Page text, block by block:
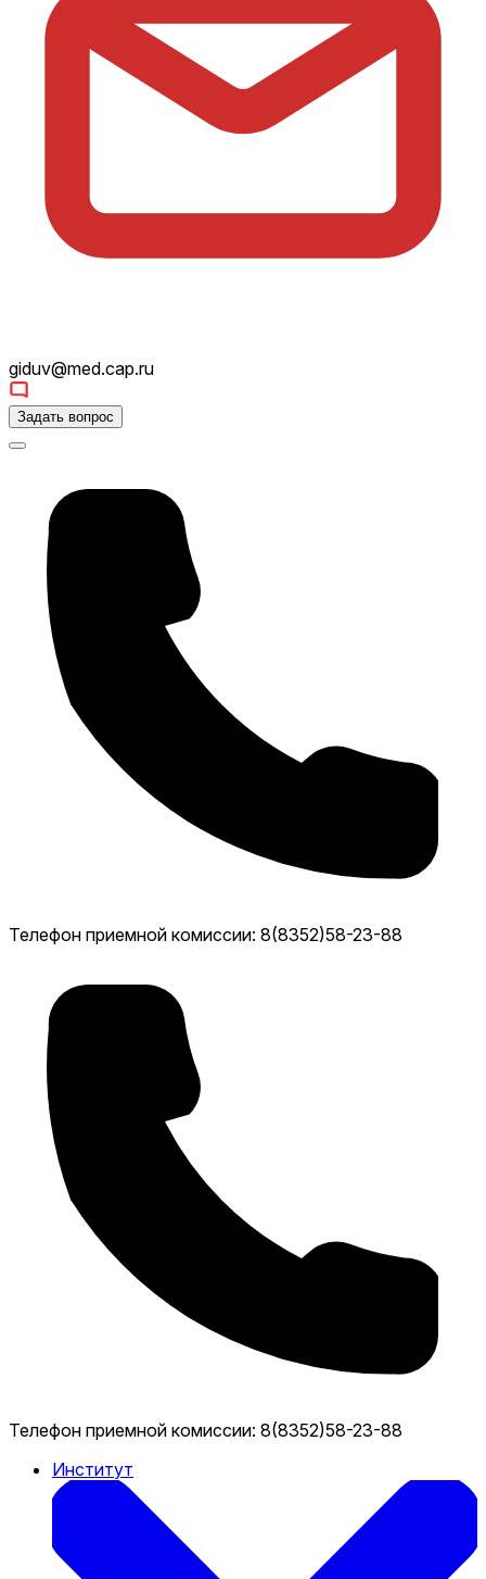
giduv@med.cap.ru
Задать вопрос
Телефон приемной комиссии: 8(8352)58-23-88
Телефон приемной комиссии: 8(8352)58-23-88
Институт